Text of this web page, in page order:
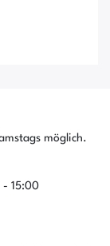
möglich.
- 15:00